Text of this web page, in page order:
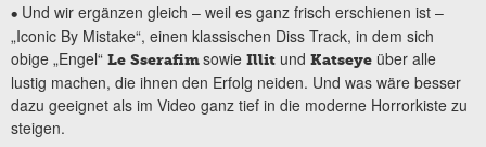
• Und wir ergänzen gleich – weil es ganz frisch erschienen ist –
„Iconic By Mistake“, einen klassischen Diss Track, in dem sich
obige „Engel“ Le Sserafimsowie Illit und Katseye über alle
lustig machen, die ihnen den Erfolg neiden. Und was wäre besser
dazu geeignet als im Video ganz tief in die moderne Horrorkiste zu
steigen.